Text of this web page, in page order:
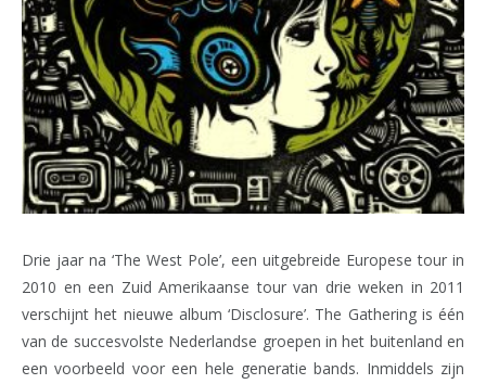
Drie jaar na ‘The West Pole’, een uitgebreide Europese tour in
2010 en een Zuid Amerikaanse tour van drie weken in 2011
verschijnt het nieuwe album ‘Disclosure’. The Gathering is één
van de succesvolste Nederlandse groepen in het buitenland en
een voorbeeld voor een hele generatie bands. Inmiddels zijn